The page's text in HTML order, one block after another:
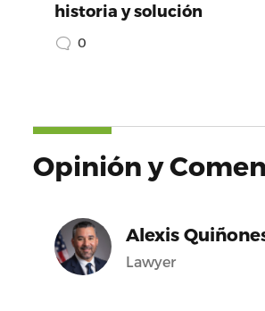
historia y solución
0
Opinión y
Alexis
Lawyer